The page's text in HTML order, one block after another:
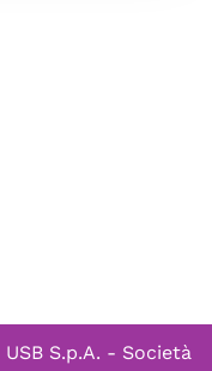
USB S.p.A. - Società